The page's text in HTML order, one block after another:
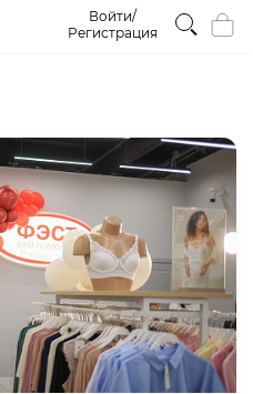
Войти/
Регистрация